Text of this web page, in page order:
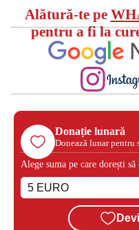
Alătură-te pe
pentru a fi la
Donație lunară
Donează lunar
Alege suma pe care dorești